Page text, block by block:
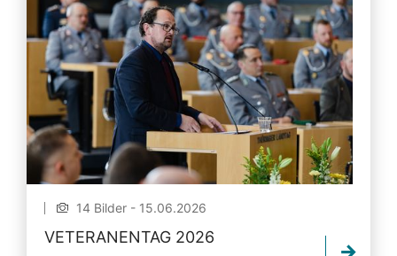
14 Bilder - 15.06.2026
VETERANENTAG 2026